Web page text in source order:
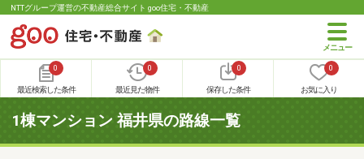
NTTグループ運営の不動産総合サイト goo住宅・不動産
0
最近検索した条件
0
最近見た物件
0
保存した条件
0
お気に入り
1棟マンション 福井県の路線一覧